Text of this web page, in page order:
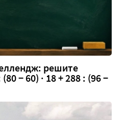
решите
− 60) · 18 + 288 : (96 −